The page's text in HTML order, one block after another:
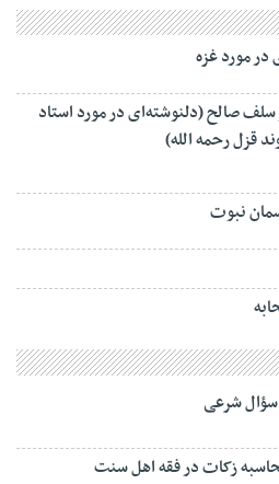
در مورد غزه
سلف صالح (دلنوشته‌ای در مورد استاد
قزل رحمه الله)
نبوت
شرعی
زکات در فقه اهل سنت